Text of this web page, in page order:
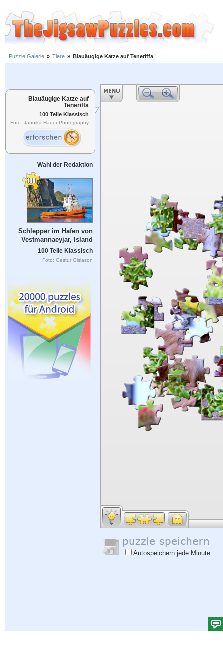
Puzzle Galerie » Tiere » Blauäugige Katze auf Teneriffa
Blauäugige Katze auf
Teneriffa
100 Teile Klassisch
Foto: Jannika Hauer Photography
Wahl der Redaktion
Schlepper im Hafen von
Vestmannaeyjar, Island
100 Teile Klassisch
Foto: Gestur Gislason
Autospeichern jede Minute